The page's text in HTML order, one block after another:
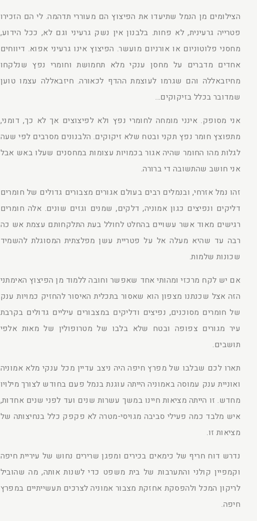
הצילומים מן הנמל שתיעדו את הפיצוץ הם מעוררי תדהמה. לי הם הזכירו
פטרייה גרעינית, לא פחות. בלבנון אין נשק גרעיני וגם לא, ככל הידוע,
מחסני פלוטוניום או אורניום מועשר. הפיצוץ אינו גרעיני אפוא. דיווחים
אחדים מדברים על מחסן ענקי מלא תחמושת וחומרי נפץ שנלקחו
מחיזבאללה והם שגרמו לעוצמת ההדף לכאורה. חיזבאללה עצמו טוען
שמדובר בכלל בזיקוקים…
אני מסופק. אינני מומחה לחומרי נפץ ולא לפיצוצים אך לא כך, דומני,
מתפוצץ חומר נפץ תקני ובטח שלא זיקוקים. הלבנונים מסרבים לפי שעה
לגלות מהו החומר שהיה אגור בכמויות עצומות במחסנים שעלו באש אבל
אני חושב שהתשובה די ברורה.
זהו נמל אזרחי, ובנמלים רבים בעולם אגורים מצבורים גדולים של חומרים
דליקים ונפיצים כגון אמוניה, דלקים, שמנים וגזים שונים. אלה חומרים
רגישים מאוד אשר עשויים בהחלט לחולל בעת התלקחותם עצמת אש כה
רבה עד שהיא מעלה אל על פטריית עשן מפלצתית המסוגלת להשמיד
שכונות שלמות.
אם יש לקח מרכזי ומהותי אחד שאפשר וחובה ללמוד מן הפיצוץ האימתני
הזה אצל שכנתנו מצפון הוא שאסור בתכלית האיסור להחזיק כמויות ענק
של חומרים מסוכנים, נפיצים ודליקים במצבורים עיליים גדולים בקרבת
עיר מגורים צפופה ובטח שלא בלבו של מטרופולין של מאות אלפי
תושבים.
תארו לכם שבלבו של מפרץ חיפה היה ניצב עדיין מכל ענקי מלא אמוניה
ואוניית ענק עמוסה באמוניה הייתה עוגנת בנמל פעם בחודש לצורך מילויו
מחדש. זו הייתה מציאות חיינו במשך עשרות שנים ועד לפני שנים אחדות,
איש מלבד כמה פעילי סביבה מגויסי-מטרה לא פקפק כלל בנחיצותה של
מציאות זו.
נדרש דוח חריף של כימאים בכירים ומפגן שרירים נחוש של עיריית חיפה
וקמפיין קולני והתערבות של בית משפט כדי לשנות אותה, מה שהוביל
לריקון המכל ולהפסקת אחזקת מצבור אמוניה לצרכים תעשייתיים במפרץ
חיפה.